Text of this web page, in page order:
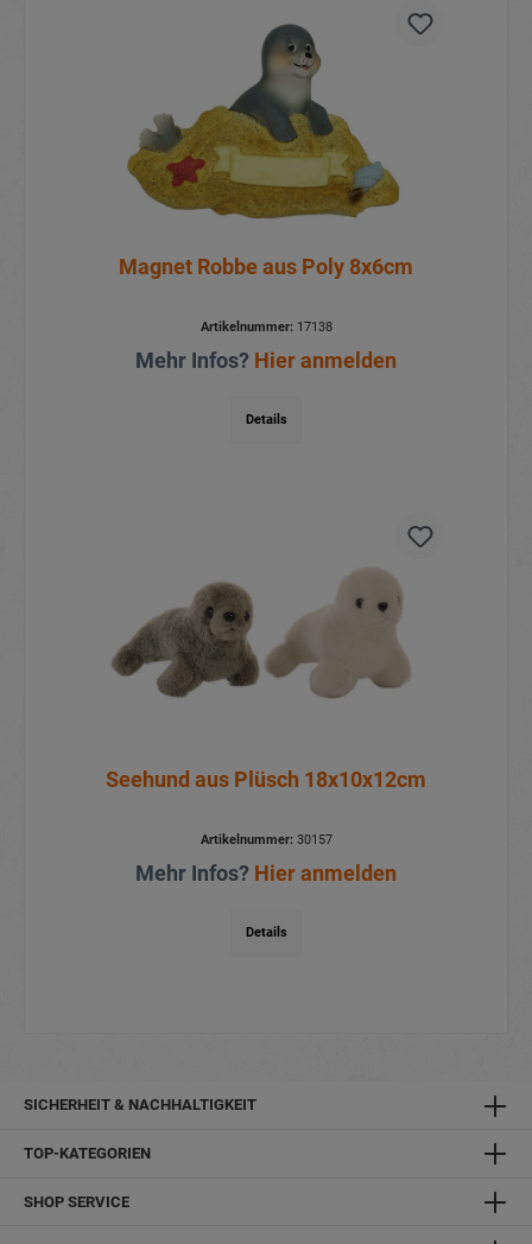
Magnet Robbe aus Poly 8x6cm
Artikelnummer:17138
Mehr Infos? Hier anmelden
Details
Seehund aus Plüsch 18x10x12cm
Artikelnummer:30157
Mehr Infos? Hier anmelden
Details
SICHERHEIT & NACHHALTIGKEIT
TOP-KATEGORIEN
SHOP SERVICE